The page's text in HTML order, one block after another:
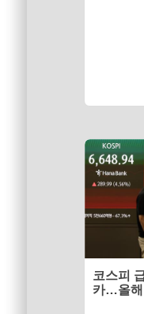
코스피
카…올해